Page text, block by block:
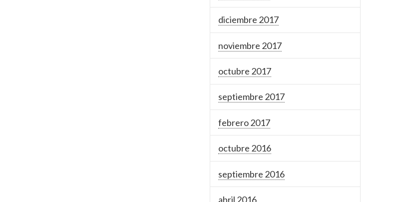
diciembre 2017
noviembre 2017
octubre 2017
septiembre 2017
febrero 2017
octubre 2016
septiembre 2016
abril 2016